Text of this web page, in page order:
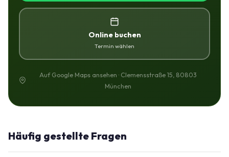
Online buchen
Termin wählen
Auf Google Maps ansehen · Clemensstraße 15, 80803
München
Häufig gestellte Fragen